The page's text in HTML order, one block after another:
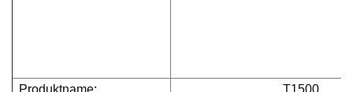
Produktname:
T1500